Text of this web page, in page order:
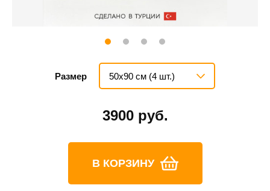
Размер 50х90 см (4 шт.)
3900 руб.
В КОРЗИНУ